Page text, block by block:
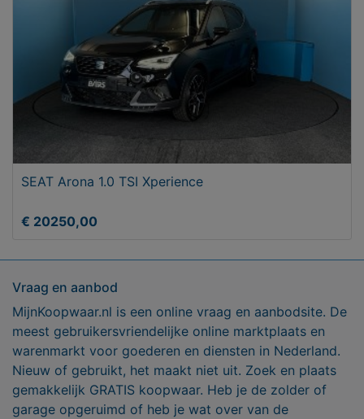
SEAT Arona 1.0 TSI Xperience
€ 20250,00
Vraag en aanbod
MijnKoopwaar.nl is een online vraag en aanbodsite. De
meest gebruikersvriendelijke online marktplaats en
warenmarkt voor goederen en diensten in Nederland.
Nieuw of gebruikt, het maakt niet uit. Zoek en plaats
gemakkelijk GRATIS koopwaar. Heb je de zolder of
garage opgeruimd of heb je wat over van de